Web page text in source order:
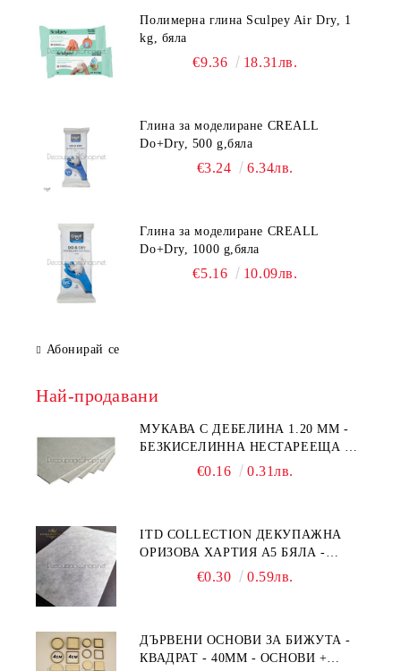
Полимерна глина Sculpey Air Dry, 1
kg, бяла
€9.36 18.31лв.
Глина за моделиране CREALL
Do+Dry, 500 g,бяла
€3.24 6.34лв.
Глина за моделиране CREALL
Do+Dry, 1000 g,бяла
€5.16 10.09лв.
Абонирай се
Най-продавани
МУКАВА С ДЕБЕЛИНА 1.20 MM -
БЕЗКИСЕЛИННА НЕСТАРЕЕЩА А5
- 210 Х 150ММ
€0.16 0.31лв.
ITD COLLECTION ДЕКУПАЖНА
ОРИЗОВА ХАРТИЯ А5 БЯЛА -
€0.30 0.59лв.
ДЪРВЕНИ ОСНОВИ ЗА БИЖУТА -
КВАДРАТ - 40ММ - ОСНОВИ +